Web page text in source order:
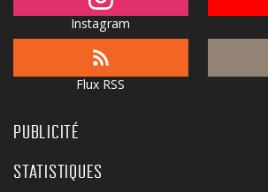
Instagram
Flux RSS
PUBLICITÉ
STATISTIQUES